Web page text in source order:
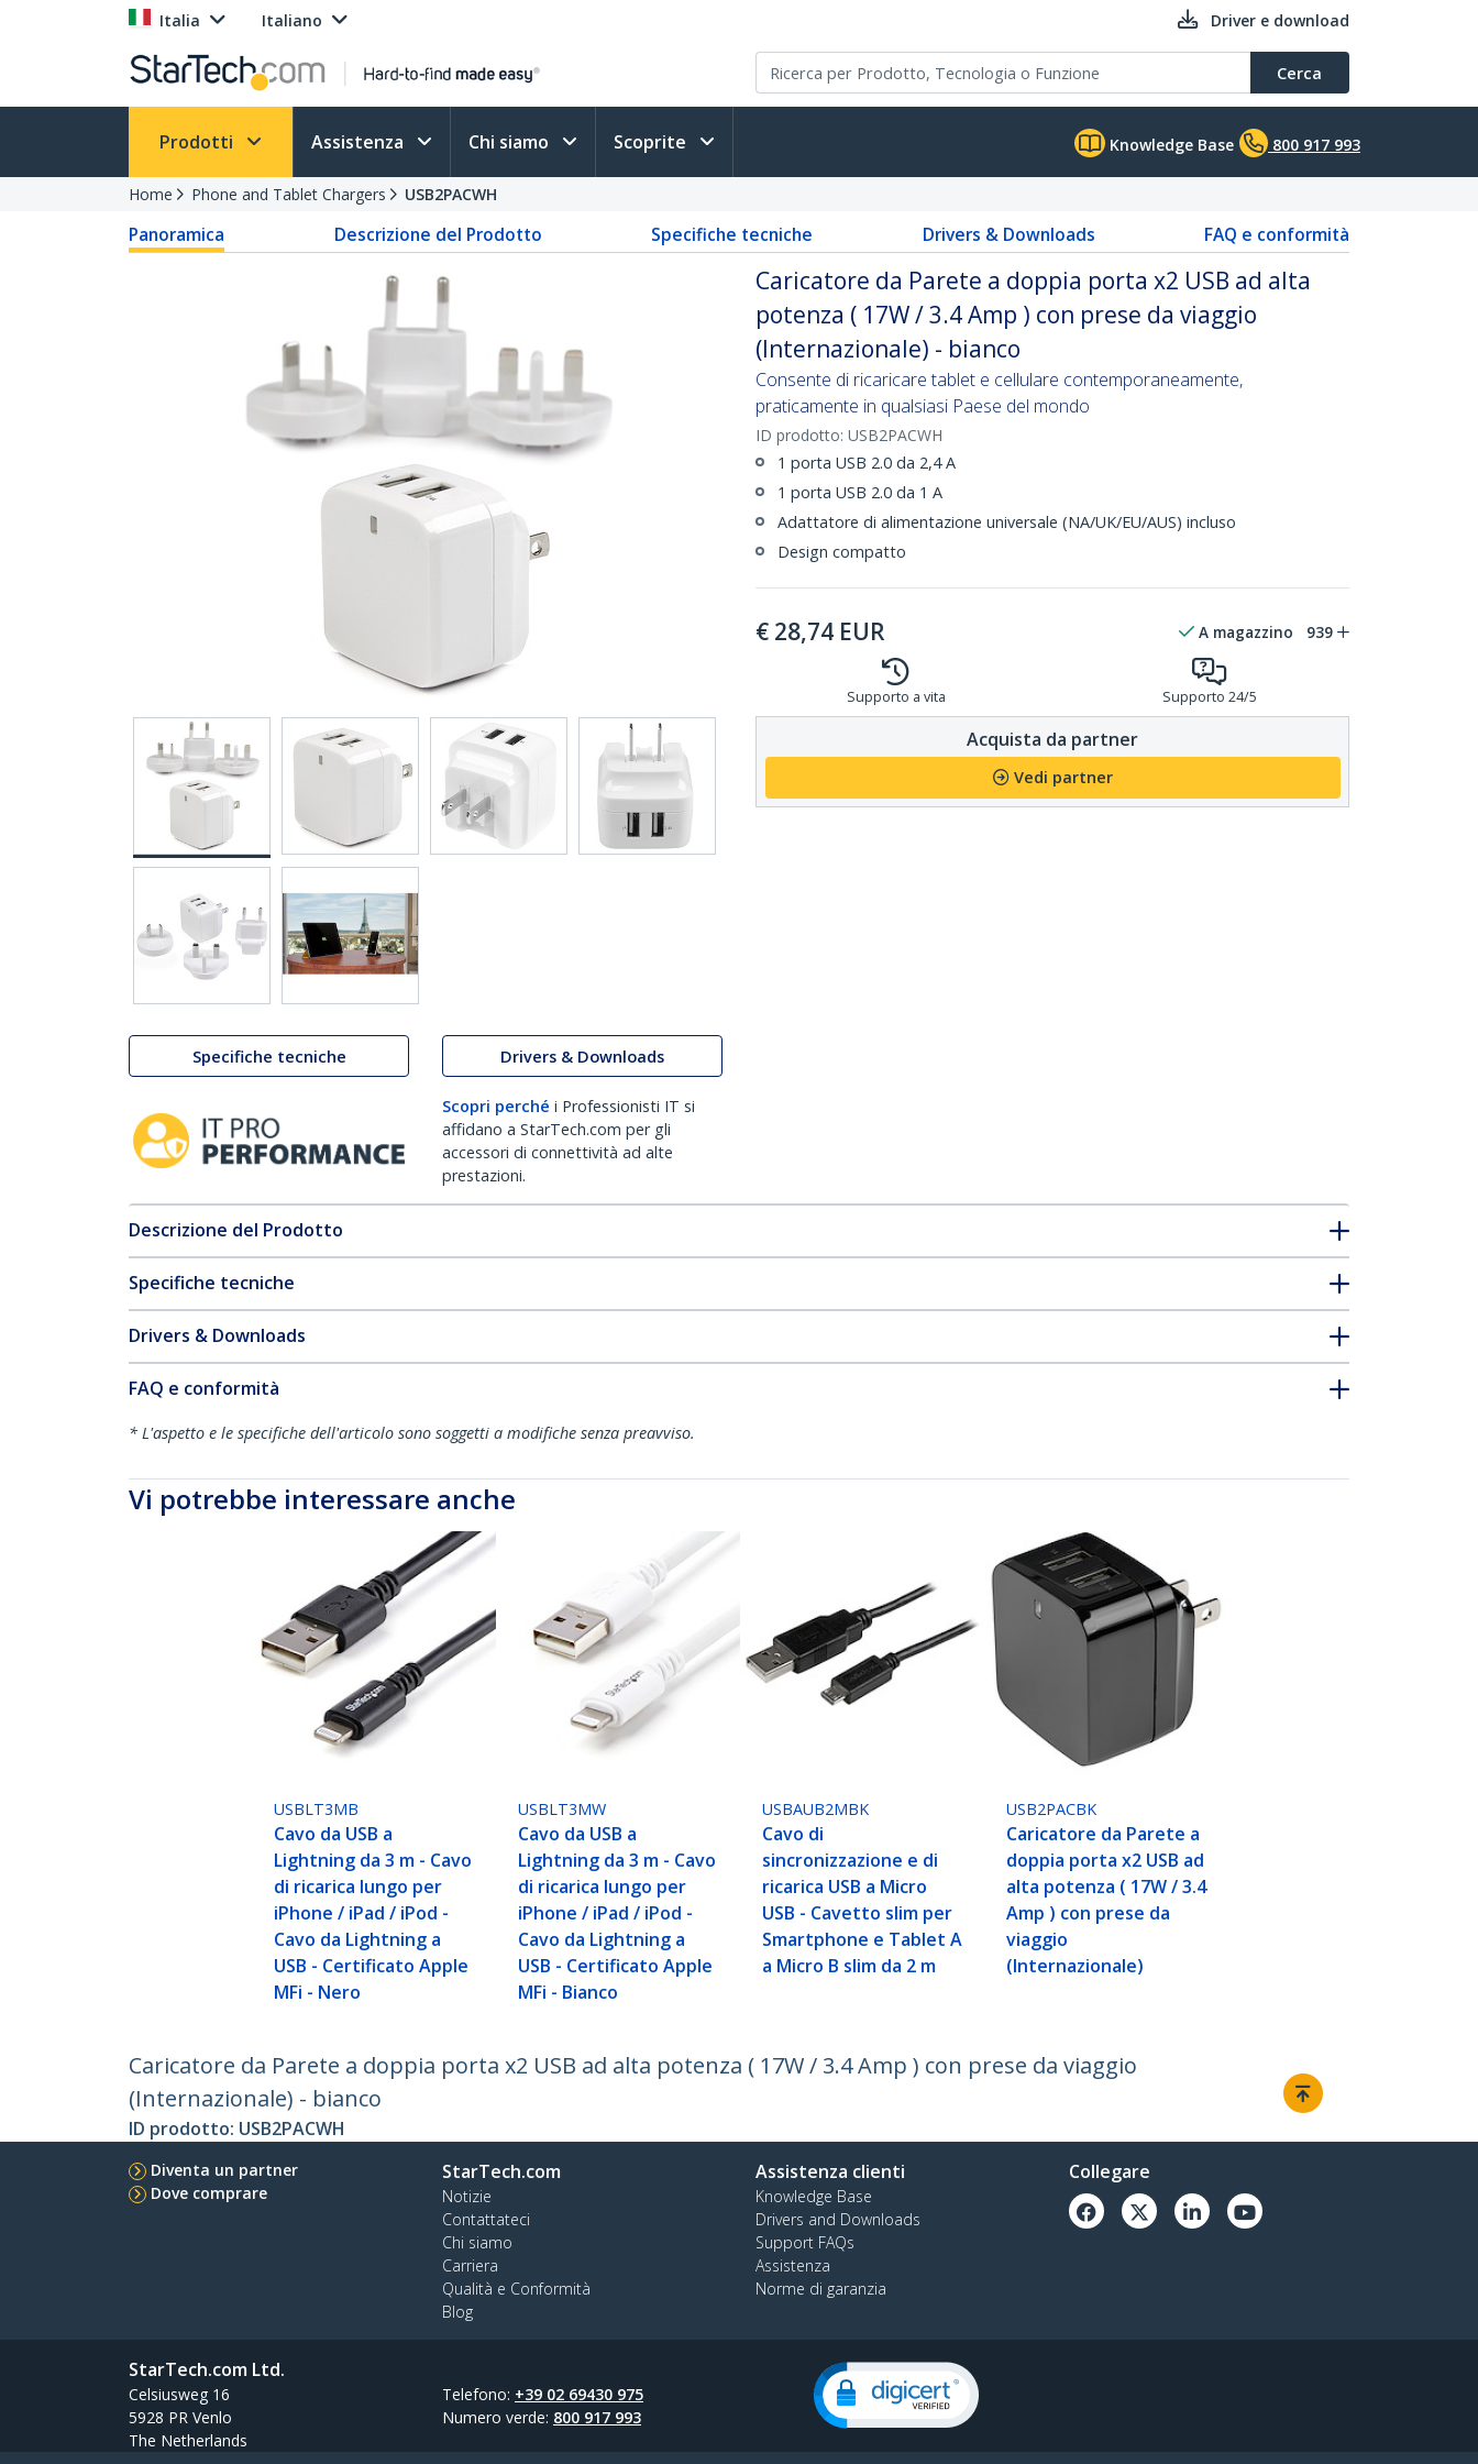
Italia Italiano Driver e download
Cerca
Prodotti Assistenza Chi siamo Scoprite Knowledge Base 800 917 993
Home Phone and Tablet Chargers USB2PACWH
Panoramica Descrizione del Prodotto Specifiche tecniche Drivers & Downloads FAQ e conformità
Specifiche tecniche Drivers & Downloads
Scopri perché i Professionisti IT si
affidano a StarTech.com per gli
accessori di connettività ad alte
prestazioni.
Caricatore da Parete a doppia porta x2 USB ad alta
potenza ( 17W / 3.4 Amp ) con prese da viaggio
(Internazionale) - bianco
Consente di ricaricare tablet e cellulare contemporaneamente,
praticamente in qualsiasi Paese del mondo
ID prodotto: USB2PACWH
1 porta USB 2.0 da 2,4 A
1 porta USB 2.0 da 1 A
Adattatore di alimentazione universale (NA/UK/EU/AUS) incluso
Design compatto
€ 28,74 EUR A magazzino 939
Supporto a vita Supporto 24/5
Acquista da partner
Vedi partner
Descrizione del Prodotto
Specifiche tecniche
Drivers & Downloads
FAQ e conformità
* L'aspetto e le specifiche dell'articolo sono soggetti a modifiche senza preavviso.
Vi potrebbe interessare anche
USBLT3MB
Cavo da USB a
Lightning da 3 m - Cavo
di ricarica lungo per
iPhone / iPad / iPod -
Cavo da Lightning a
USB - Certificato Apple
MFi - Nero
USBLT3MW
Cavo da USB a
Lightning da 3 m - Cavo
di ricarica lungo per
iPhone / iPad / iPod -
Cavo da Lightning a
USB - Certificato Apple
MFi - Bianco
USBAUB2MBK
Cavo di
sincronizzazione e di
ricarica USB a Micro
USB - Cavetto slim per
Smartphone e Tablet A
a Micro B slim da 2 m
USB2PACBK
Caricatore da Parete a
doppia porta x2 USB ad
alta potenza ( 17W / 3.4
Amp ) con prese da
viaggio
(Internazionale)
Caricatore da Parete a doppia porta x2 USB ad alta potenza ( 17W / 3.4 Amp ) con prese da viaggio
(Internazionale) - bianco
ID prodotto: USB2PACWH
Diventa un partner
Dove comprare
StarTech.com
Notizie
Contattateci
Chi siamo
Carriera
Qualità e Conformità
Blog
Assistenza clienti
Knowledge Base
Drivers and Downloads
Support FAQs
Assistenza
Norme di garanzia
Collegare
StarTech.com Ltd.
Celsiusweg 16
5928 PR Venlo
The Netherlands
Telefono: +39 02 69430 975
Numero verde: 800 917 993